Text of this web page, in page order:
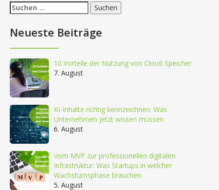
Suchen
nach:
Neueste Beiträge
10 Vorteile der Nutzung von Cloud-Speicher
7. August
KI-Inhalte richtig kennzeichnen: Was
Unternehmen jetzt wissen müssen
6. August
Vom MVP zur professionellen digitalen
Infrastruktur: Was Startups in welcher
Wachstumsphase brauchen
5. August